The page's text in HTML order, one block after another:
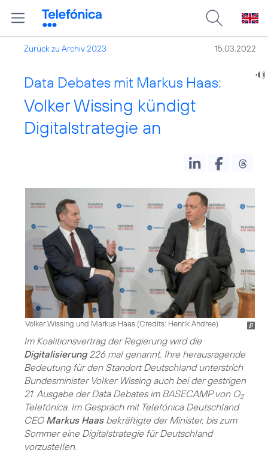
Zurück zu Archiv 2023 15.03.2022
Data Debates mit Markus Haas:
Volker Wissing kündigt
Digitalstrategie an
Volker Wissing und Markus Haas (Credits: Henrik Andree)
Im Koalitionsvertrag der Regierung wird die
Digitalisierung226 mal genannt. Ihre herausragende
Bedeutung für den Standort Deutschland unterstrich
Bundesminister Volker Wissing auch bei der gestrigen
21. Ausgabe der Data Debates im BASECAMP von O2
Telefónica. Im Gespräch mit Telefónica Deutschland
CEO Markus Haasbekräftigte der Minister, bis zum
Sommer eine Digitalstrategie für Deutschland
vorzustellen.